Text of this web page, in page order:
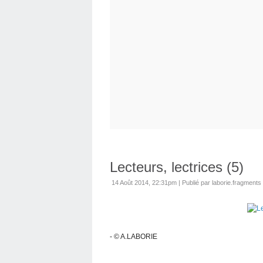
Lecteurs, lectrices (5)
14 Août 2014, 22:31pm | Publié par laborie.fragments
- © A.LABORIE